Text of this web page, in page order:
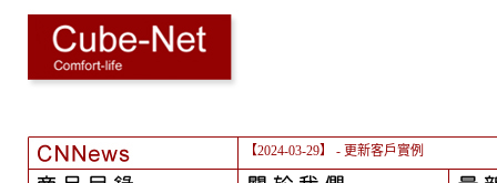
【2024-03-29】 - 更新客戶實例